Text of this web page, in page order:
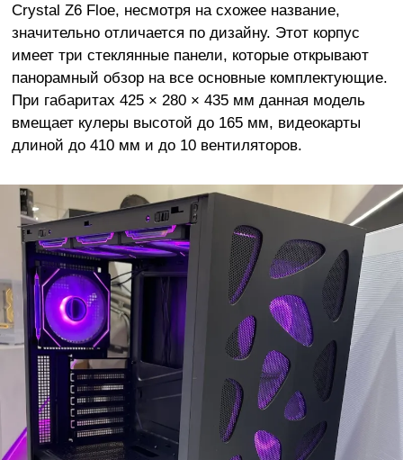
Crystal Z6 Floe, несмотря на схожее название,
значительно отличается по дизайну. Этот корпус
имеет три стеклянные панели, которые открывают
панорамный обзор на все основные комплектующие.
При габаритах 425 × 280 × 435 мм данная модель
вмещает кулеры высотой до 165 мм, видеокарты
длиной до 410 мм и до 10 вентиляторов.